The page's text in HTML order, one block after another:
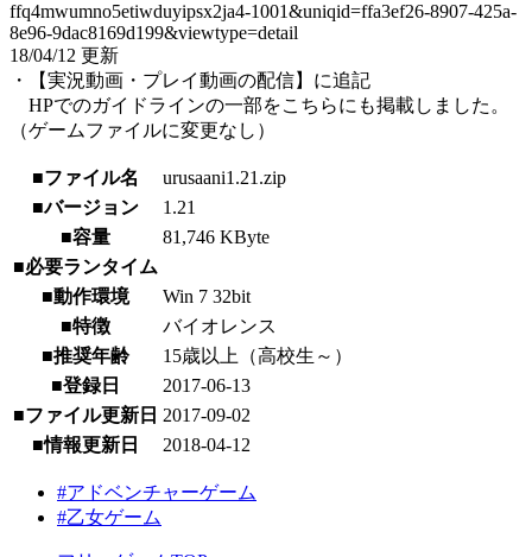
ffq4mwumno5etiwduyipsx2ja4-1001&uniqid=ffa3ef26-8907-425a-
8e96-9dac8169d199&viewtype=detail
18/04/12 更新
・【実況動画・プレイ動画の配信】に追記
HPでのガイドラインの一部をこちらにも掲載しました。
（ゲームファイルに変更なし）
■ファイル名
urusaani1.21.zip
■バージョン
1.21
■容量
81,746 KByte
■必要ランタイム
■動作環境
Win 7 32bit
■特徴
バイオレンス
■推奨年齢
15歳以上（高校生～）
■登録日
2017-06-13
■ファイル更新日 2017-09-02
■情報更新日
2018-04-12
#アドベンチャーゲーム
#乙女ゲーム